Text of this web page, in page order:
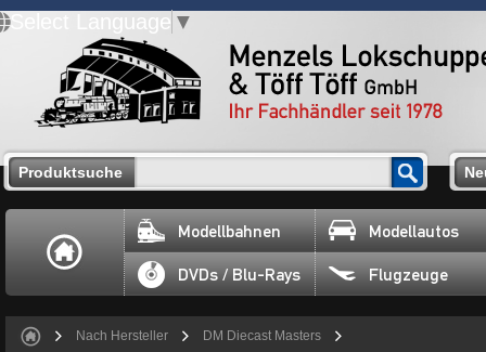
Select Language ▼
Produktsuche
Modellbahnen Modellautos
DVDs / Blu-Rays Flugzeuge
Nach Hersteller DM Diecast Masters